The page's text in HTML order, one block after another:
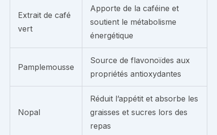
Extrait de café
vert
Apporte de la caféine et
soutient le métabolisme
énergétique
Pamplemousse
Source de flavonoïdes aux
propriétés antioxydantes
Nopal
Réduit l’appétit et absorbe les
graisses et sucres lors des
repas